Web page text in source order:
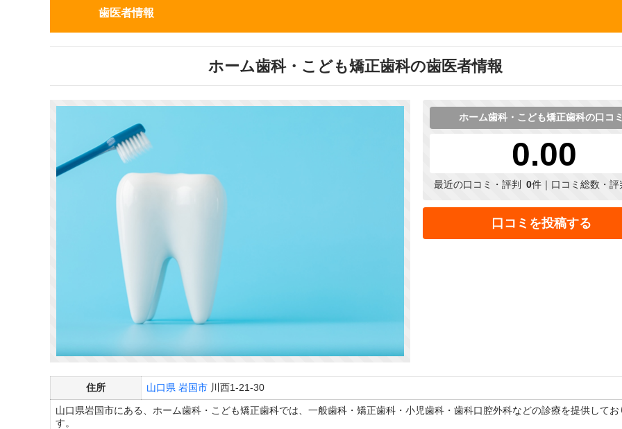
歯医者情報
ホーム歯科・こども矯正歯科の歯医者情報
ホーム歯科・こども矯正歯科の口コ
0.00
最近の口コミ・評判 0件｜口コミ総数・評
口コミを投稿する
住所 山口県 岩国市 川西1-21-30
山口県岩国市にある、ホーム歯科・こども矯正歯科では、一般歯科・矯正歯科・小児歯科・歯科口腔外科などの診療を提供してお
す。